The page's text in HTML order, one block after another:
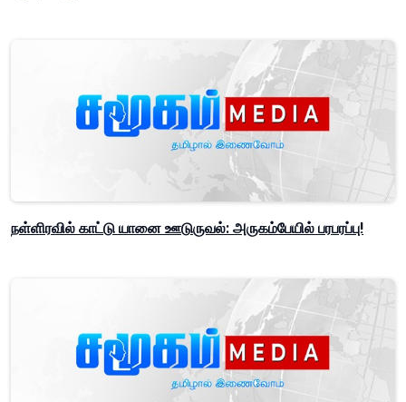
நள்ளிரவில் காட்டு யானை ஊடுருவல்: அருகம்பேயில் பரபரப்பு!